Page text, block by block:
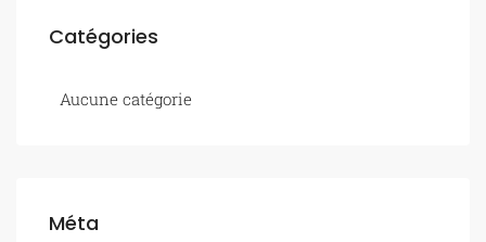
Catégories
Aucune catégorie
Méta